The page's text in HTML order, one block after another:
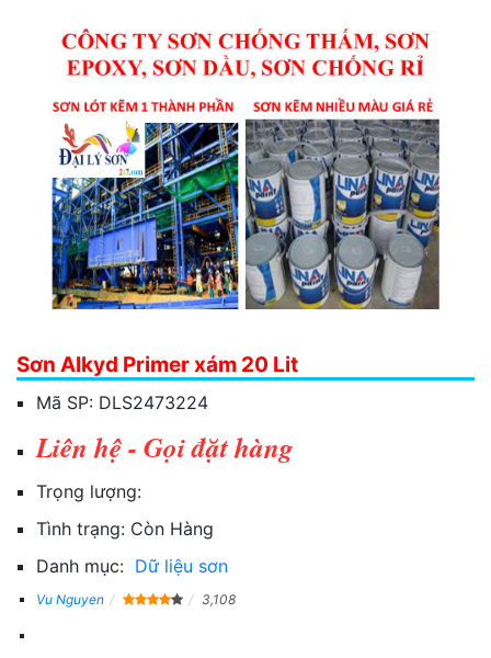
Sơn Alkyd Primer xám 20 Lit
Mã SP: DLS2473224
Liên hệ - Gọi đặt hàng
Trọng lượng:
Tình trạng: Còn Hàng
Danh mục: Dữ liệu sơn
Vu Nguyen 3,108